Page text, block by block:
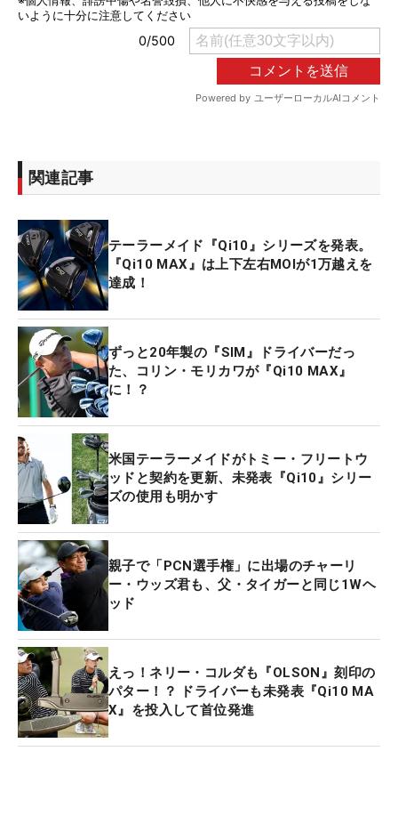
関連記事
テーラーメイド『Qi10』シリーズを発表。
『Qi10 MAX』は上下左右MOIが1万越えを
達成！
ずっと20年製の『SIM』ドライバーだっ
た、コリン・モリカワが『Qi10 MAX』
に！？
米国テーラーメイドがトミー・フリートウ
ッドと契約を更新、未発表『Qi10』シリー
ズの使用も明かす
親子で「PCN選手権」に出場のチャーリ
ー・ウッズ君も、父・タイガーと同じ1Wヘ
ッド
えっ！ネリー・コルダも『OLSON』刻印の
パター！？ ドライバーも未発表『Qi10 MA
X』を投入して首位発進